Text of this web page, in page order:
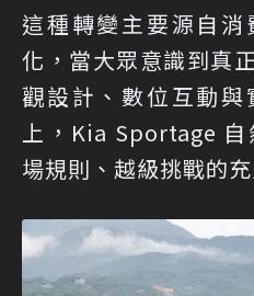
這種轉變主要源自
化，當大眾意識到真
觀設計、數位互動
上，Kia Sportage
場規則、越級挑戰的充